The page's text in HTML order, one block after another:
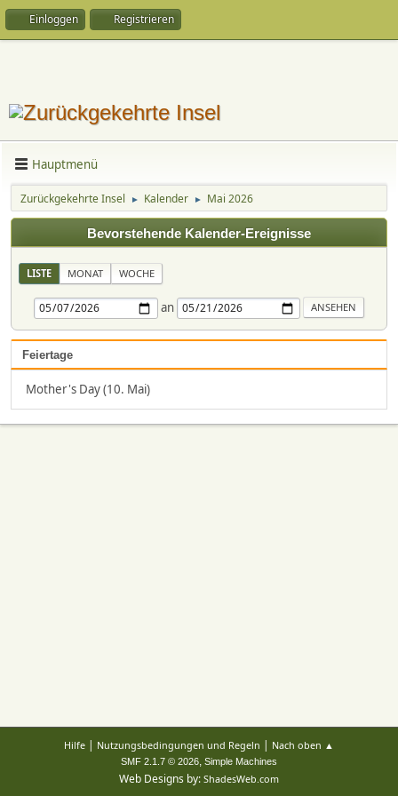
Einloggen Registrieren
Hauptmenü
Zurückgekehrte Insel ► Kalender ► Mai 2026
Bevorstehende Kalender-Ereignisse
LISTE MONAT WOCHE
an
Feiertage
Mother's Day (10. Mai)
Hilfe | Nutzungsbedingungen und Regeln | Nach oben ▲
SMF 2.1.7 © 2026, Simple Machines
Web Designs by: ShadesWeb.com